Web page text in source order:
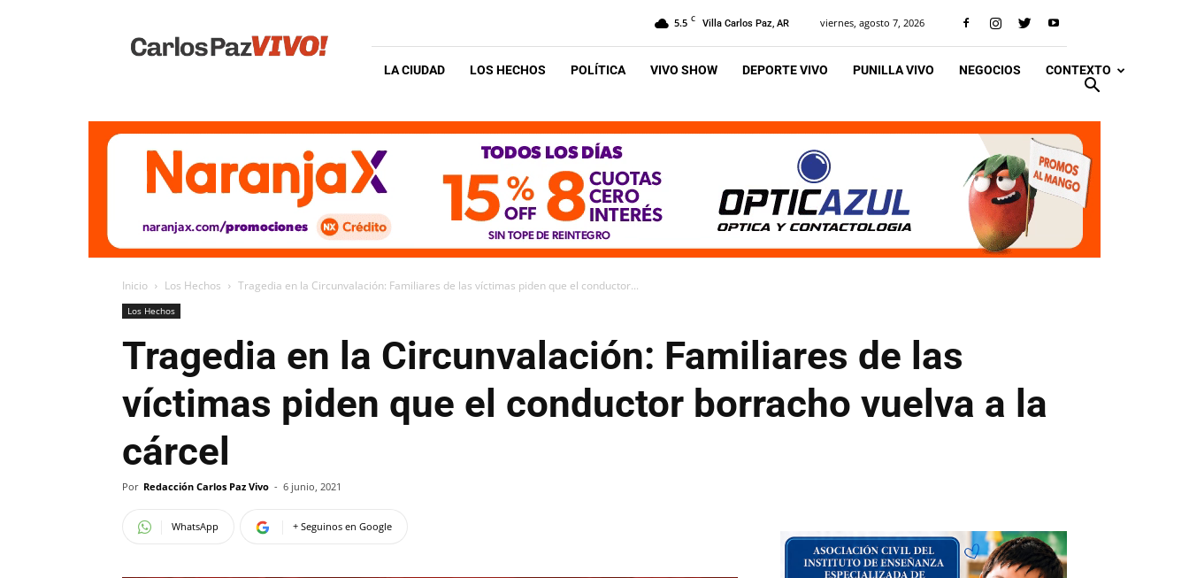
Vivo
5.5 C Villa Carlos Paz, AR viernes, agosto 7, 2026
LA CIUDAD LOS HECHOS POLÍTICA VIVO SHOW DEPORTE VIVO PUNILLA VIVO NEGOCIOS CONTEXTO
Inicio Los Hechos Tragedia en la Circunvalación: Familiares de las víctimas piden que el conductor...
Los Hechos
Tragedia en la Circunvalación: Familiares de las
víctimas piden que el conductor borracho vuelva a la
cárcel
Por Redacción Carlos Paz Vivo - 6 junio, 2021
WhatsApp + Seguinos en Google